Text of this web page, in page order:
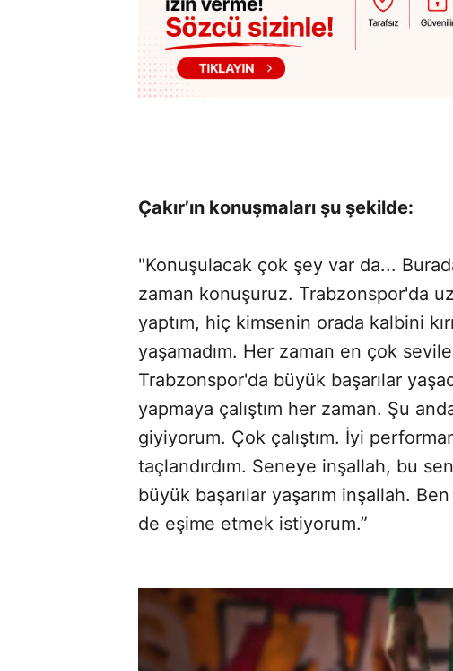
Çakır’ın konuşmaları şu şekilde:
"Konuşulacak çok şey var da...
zaman konuşuruz. Trabzonspor'da
yaptım, hiç kimsenin orada kalbini
yaşamadım. Her zaman en çok
Trabzonspor'da büyük başarılar
yapmaya çalıştım her zaman. Şu
giyiyorum. Çok çalıştım. İyi
taçlandırdım. Seneye inşallah, bu
büyük başarılar yaşarım inşallah.
de eşime etmek istiyorum.”